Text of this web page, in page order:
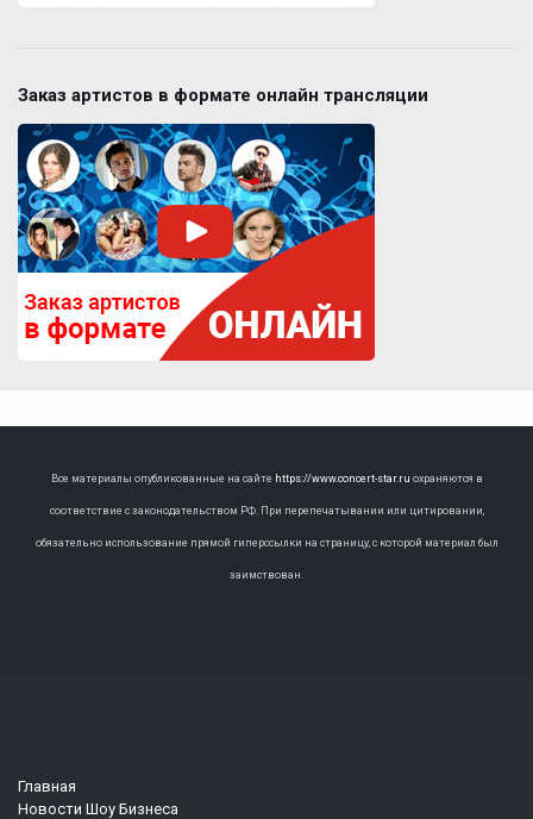
Заказ артистов в формате онлайн трансляции
Все материалы опубликованные на сайте https://www.concert-star.ru охраняются в
соответствие с законодательством РФ. При перепечатывании или цитировании,
обязательно использование прямой гиперссылки на страницу, с которой материал был
заимствован.
Главная
Новости Шоу Бизнеса